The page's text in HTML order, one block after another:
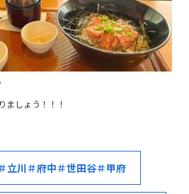
ましょう！！！
立川＃府中＃世田谷＃甲府